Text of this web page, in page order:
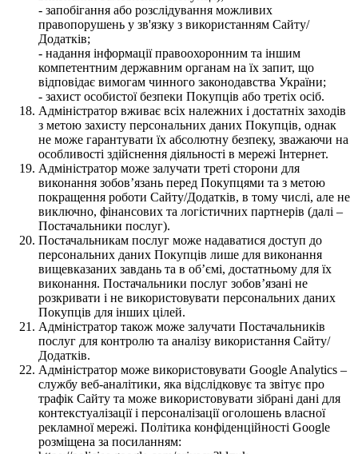
- запобігання або розслідування можливих
правопорушень у зв'язку з використанням Сайту/
Додатків;
- надання інформації правоохоронним та іншим
компетентним державним органам на їх запит, що
відповідає вимогам чинного законодавства України;
- захист особистої безпеки Покупців або третіх осіб.
Адміністратор вживає всіх належних і достатніх заходів
з метою захисту персональних даних Покупців, однак
не може гарантувати їх абсолютну безпеку, зважаючи на
особливості здійснення діяльності в мережі Інтернет.
Адміністратор може залучати треті сторони для
виконання зобов’язань перед Покупцями та з метою
покращення роботи Сайту/Додатків, в тому числі, але не
виключно, фінансових та логістичних партнерів (далі –
Постачальники послуг).
Постачальникам послуг може надаватися доступ до
персональних даних Покупців лише для виконання
вищевказаних завдань та в об’ємі, достатньому для їх
виконання. Постачальники послуг зобов’язані не
розкривати і не використовувати персональних даних
Покупців для інших цілей.
Адміністратор також може залучати Постачальників
послуг для контролю та аналізу використання Сайту/
Додатків.
Адміністратор може використовувати Google Analytics –
службу веб-аналітики, яка відслідковує та звітує про
трафік Сайту та може використовувати зібрані дані для
контекстуалізації і персоналізації оголошень власної
рекламної мережі. Політика конфіденційності Google
розміщена за посиланням: